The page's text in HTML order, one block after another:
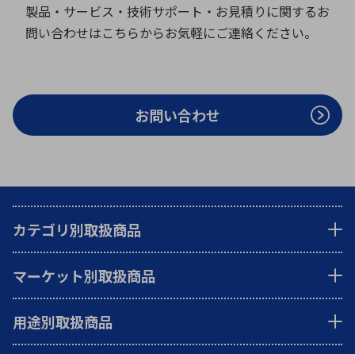
製品・サービス・技術サポート・お見積りに関するお
問い合わせはこちらからお気軽にご連絡ください。
お問い合わせ
カテゴリ別取扱商品
マーケット別取扱商品
用途別取扱商品